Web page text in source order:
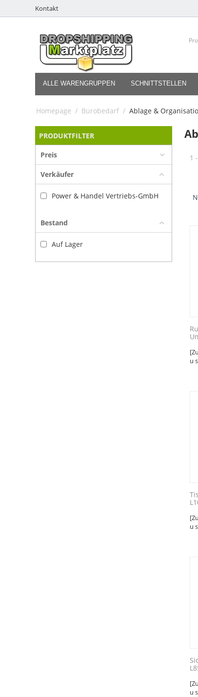
Kontakt
ALLE WARENGRUPPEN SCHNITTSTELLEN
Homepage / Bürobedarf / Ablage &
PRODUKTFILTER
Preis
Verkäufer
Power & Handel Vertriebs-GmbH
Bestand
Auf Lager
1
u
u
u